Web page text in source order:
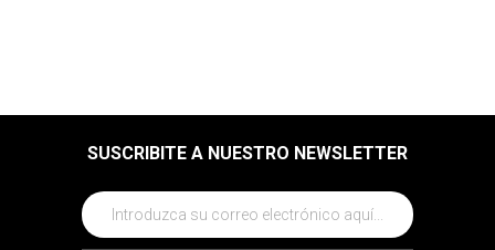
SUSCRIBITE A NUESTRO NEWSLETTER